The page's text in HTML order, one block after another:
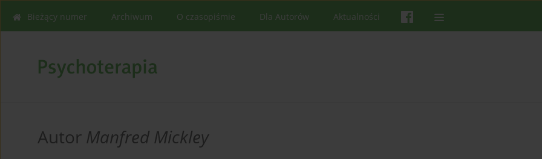
Bieżący numer Archiwum O czasopiśmie Dla Autorów Aktualności
Autor Manfred Mickley